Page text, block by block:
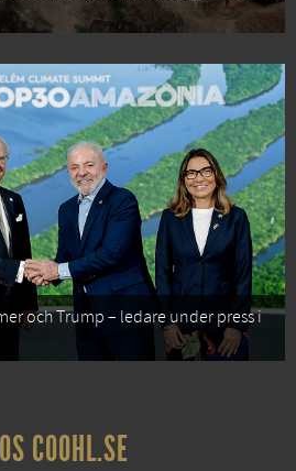
och Trump – ledare under press i
COOHL.SE